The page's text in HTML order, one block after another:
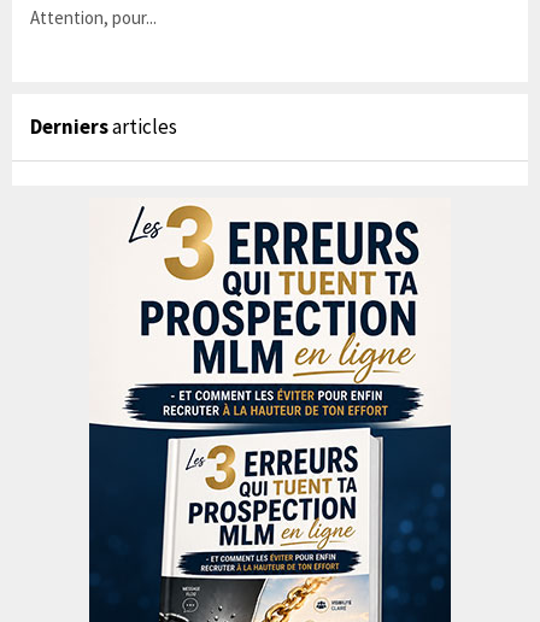
Attention, pour...
Derniersarticles